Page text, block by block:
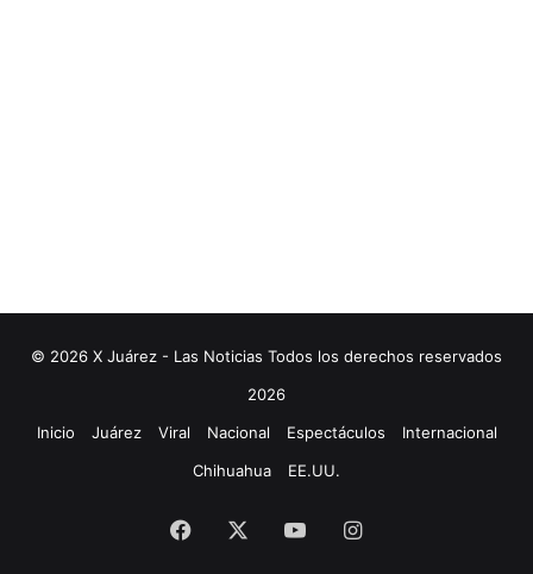
© 2026 X Juárez - Las Noticias Todos los derechos reservados
2026
Inicio
Juárez Viral Nacional Espectáculos
Internacional
Chihuahua
EE.UU.
Facebook YouTubeInstagram